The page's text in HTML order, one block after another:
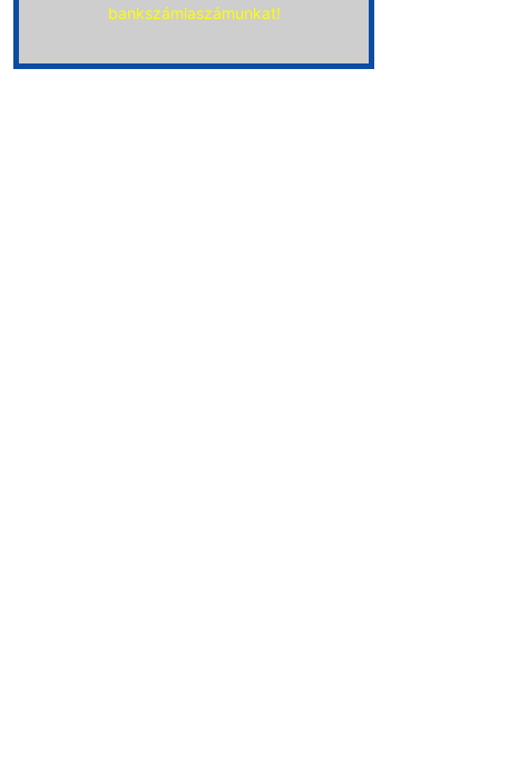
bankszámlaszámunkat!